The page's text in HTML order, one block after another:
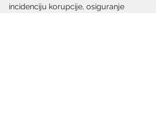
incidenciju korupcije, osiguranje